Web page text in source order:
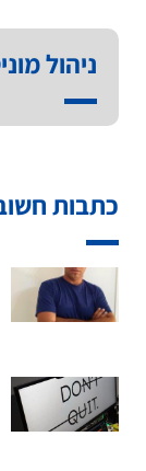
ניהול
כתבות